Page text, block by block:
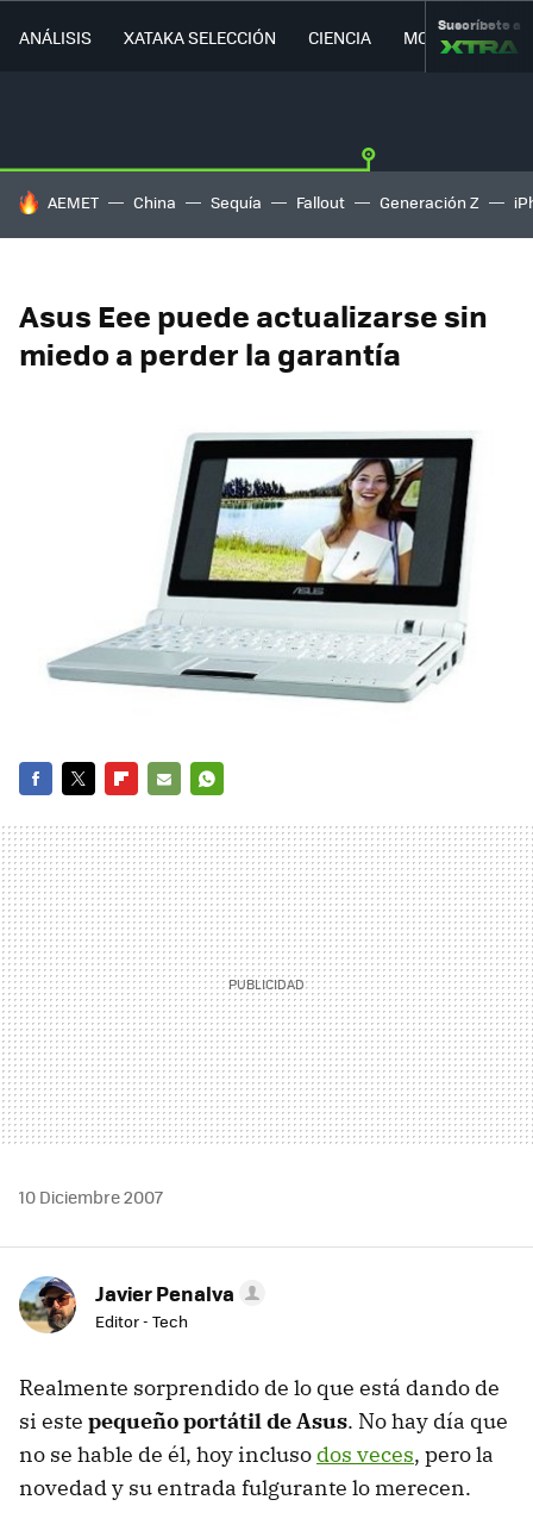
ANÁLISIS XATAKA SELECCIÓN CIENCIA MOVILIDAD
Suscríbete a
HOY SE HABLA DE
AEMET China Sequía Fallout Generación Z
Asus Eee puede actualizarse sin
miedo a perder la garantía
MAIL
10 Diciembre 2007
Javier Penalva
Editor - Tech
Realmente sorprendido de lo que está dando de
si este pequeño portátil de Asus. No hay día que
no se hable de él, hoy incluso dos veces, pero la
novedad y su entrada fulgurante lo merecen.